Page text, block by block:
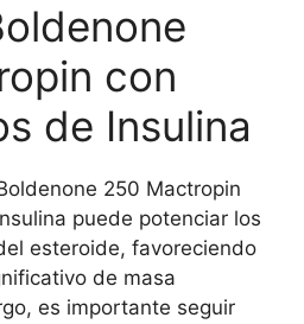
con
de Insulina
250 Mactropin
puede potenciar los
esteroide, favoreciendo
de masa
es importante seguir